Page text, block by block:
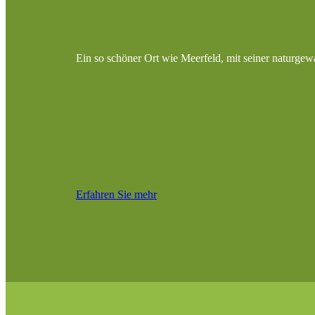
Ein so schöner Ort wie Meerfeld, mit seiner
Erfahren Sie mehr